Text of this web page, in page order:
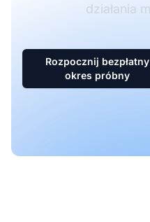
działania
Rozpocznij bezpłatny
okres próbny